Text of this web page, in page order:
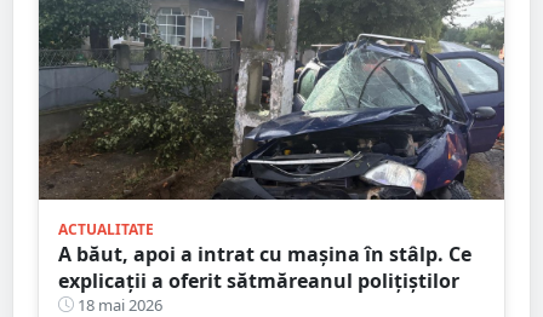
ACTUALITATE
A băut, apoi a intrat cu mașina în stâlp. Ce
explicații a oferit sătmăreanul polițiștilor
18 mai 2026